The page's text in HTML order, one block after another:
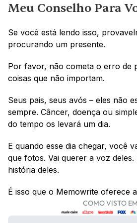
Meu Conselho Para
Se você está lendo isso,
procurando um presente.
Por favor, não cometa o erro de
coisas que não importam.
Seus pais, seus avós – eles não
sempre. Câncer, doença ou
do tempo os levará um dia.
E quando esse dia chegar, você
que fotos. Vai querer a voz deles.
história deles.
É isso que o Memowrite oferece
COMO VISTO